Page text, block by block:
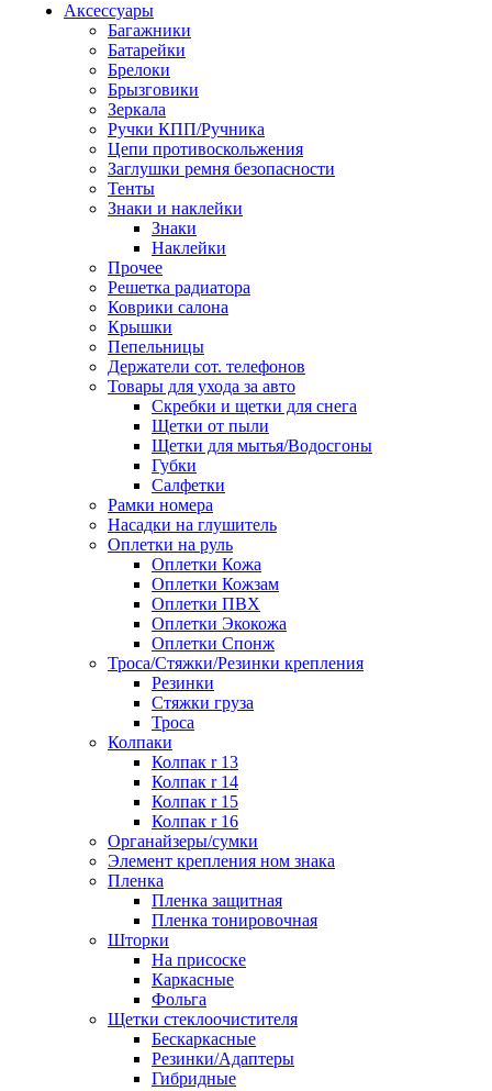
Аксессуары
Багажники
Батарейки
Брелоки
Брызговики
Зеркала
Ручки КПП/Ручника
Цепи противоскольжения
Заглушки ремня безопасности
Тенты
Знаки и наклейки
Знаки
Наклейки
Прочее
Решетка радиатора
Коврики салона
Крышки
Пепельницы
Держатели сот. телефонов
Товары для ухода за авто
Скребки и щетки для снега
Щетки от пыли
Щетки для мытья/Водосгоны
Губки
Салфетки
Рамки номера
Насадки на глушитель
Оплетки на руль
Оплетки Кожа
Оплетки Кожзам
Оплетки ПВХ
Оплетки Экокожа
Оплетки Спонж
Троса/Стяжки/Резинки крепления
Резинки
Стяжки груза
Троса
Колпаки
Колпак r 13
Колпак r 14
Колпак r 15
Колпак r 16
Органайзеры/сумки
Элемент крепления ном знака
Пленка
Пленка защитная
Пленка тонировочная
Шторки
На присоске
Каркасные
Фольга
Щетки стеклоочистителя
Бескаркасные
Резинки/Адаптеры
Гибридные